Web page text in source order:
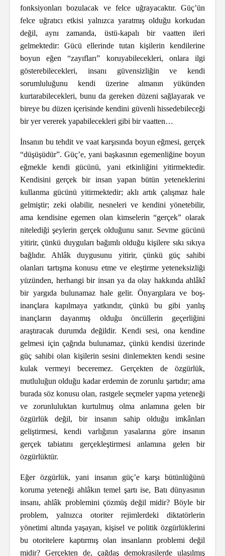
fonksiyonları bozulacak ve felce uğrayacaktır. Güç’ün
felce uğratıcı etkisi yalnızca yaratmış olduğu korkudan
değil, aynı zamanda, üstü-kapalı bir vaatten ileri
gelmektedir: Gücü ellerinde tutan kişilerin kendilerine
boyun eğen “zayıfları” koruyabilecekleri, onlara ilgi
gösterebilecekleri, insanı güvensizliğin ve kendi
sorumluluğunu kendi üzerine almanın yükünden
kurtarabilecekleri, bunu da gereken düzeni sağlayarak ve
bireye bu düzen içerisinde kendini güvenli hissedebileceği
bir yer vererek yapabilecekleri gibi bir vaatten…
İnsanın bu tehdit ve vaat karşısında boyun eğmesi, gerçek
“düşüşüdür”. Güç’e, yani başkasının egemenliğine boyun
eğmekle kendi gücünü, yani etkinliğini yitirmektedir.
Kendisini gerçek bir insan yapan bütün yeteneklerini
kullanma gücünü yitirmektedir; aklı artık çalışmaz hale
gelmiştir; zeki olabilir, nesneleri ve kendini yönetebilir,
ama kendisine egemen olan kimselerin “gerçek” olarak
nitelediği şeylerin gerçek olduğunu sanır. Sevme gücünü
yitirir, çünkü duyguları bağımlı olduğu kişilere sıkı sıkıya
bağlıdır. Ahlâk duygusunu yitirir, çünkü güç sahibi
olanları tartışma konusu etme ve eleştirme yeteneksizliği
yüzünden, herhangi bir insan ya da olay hakkında ahlâkî
bir yargıda bulunamaz hale gelir. Önyargılara ve boş-
inançlara kapılmaya yatkındır, çünkü bu gibi yanlış
inançların dayanmış olduğu öncüllerin geçerliğini
araştıracak durumda değildir. Kendi sesi, ona kendine
gelmesi için çağrıda bulunamaz, çünkü kendisi üzerinde
güç sahibi olan kişilerin sesini dinlemekten kendi sesine
kulak vermeyi beceremez. Gerçekten de özgürlük,
mutluluğun olduğu kadar erdemin de zorunlu şartıdır; ama
burada söz konusu olan, rastgele seçmeler yapma yeteneği
ve zorunluluktan kurtulmuş olma anlamına gelen bir
özgürlük değil, bir insanın sahip olduğu imkânları
geliştirmesi, kendi varlığının yasalarına göre insanın
gerçek tabiatını gerçekleştirmesi anlamına gelen bir
özgürlüktür.
Eğer özgürlük, yani insanın güç’e karşı bütünlüğünü
koruma yeteneği ahlâkın temel şartı ise, Batı dünyasının
insanı, ahlâk problemini çözmüş değil midir? Böyle bir
problem, yalnızca otoriter rejimlerdeki diktatörlerin
yönetimi altında yaşayan, kişisel ve politik özgürlüklerini
bu otoritelere kaptırmış olan insanların problemi değil
midir? Gerçekten de, çağdaş demokrasilerde ulaşılmış